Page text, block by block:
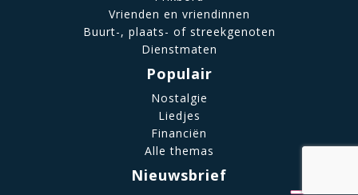
Vrienden en vriendinnen
Buurt-, plaats- of streekgenoten
Dienstmaten
Populair
Nostalgie
Liedjes
Financiën
Alle themas
Nieuwsbrief